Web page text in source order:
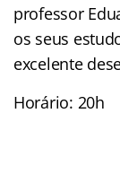
professor
os seus
excelente
Horário: 20h